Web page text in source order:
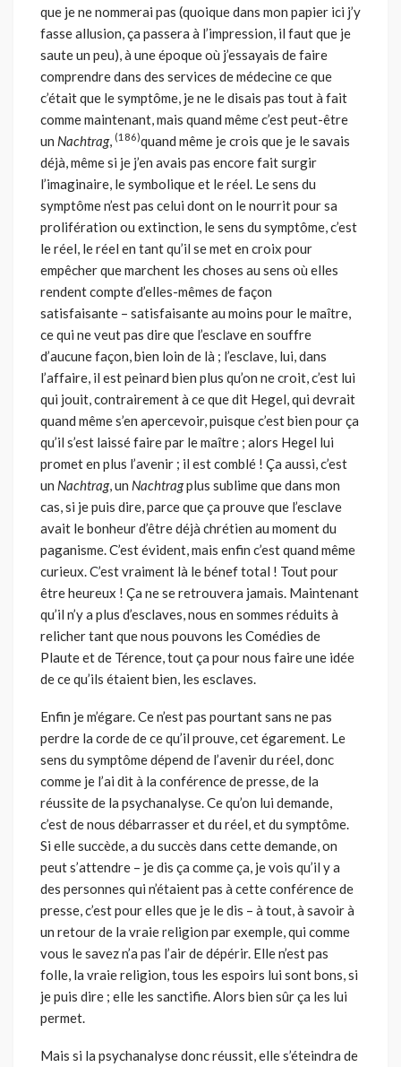
que je ne nommerai pas (quoique dans mon papier ici j’y
fasse allusion, ça passera à l’impression, il faut que je
saute un peu), à une époque où j’essayais de faire
comprendre dans des services de médecine ce que
c’était que le symptôme, je ne le disais pas tout à fait
comme maintenant, mais quand même c’est peut-être
un Nachtrag, (186)quand même je crois que je le savais
déjà, même si je j’en avais pas encore fait surgir
l’imaginaire, le symbolique et le réel. Le sens du
symptôme n’est pas celui dont on le nourrit pour sa
prolifération ou extinction, le sens du symptôme, c’est
le réel, le réel en tant qu’il se met en croix pour
empêcher que marchent les choses au sens où elles
rendent compte d’elles-mêmes de façon
satisfaisante – satisfaisante au moins pour le maître,
ce qui ne veut pas dire que l’esclave en souffre
d’aucune façon, bien loin de là ; l’esclave, lui, dans
l’affaire, il est peinard bien plus qu’on ne croit, c’est lui
qui jouit, contrairement à ce que dit Hegel, qui devrait
quand même s’en apercevoir, puisque c’est bien pour ça
qu’il s’est laissé faire par le maître ; alors Hegel lui
promet en plus l’avenir ; il est comblé ! Ça aussi, c’est
un Nachtrag, un Nachtragplus sublime que dans mon
cas, si je puis dire, parce que ça prouve que l’esclave
avait le bonheur d’être déjà chrétien au moment du
paganisme. C’est évident, mais enfin c’est quand même
curieux. C’est vraiment là le bénef total ! Tout pour
être heureux ! Ça ne se retrouvera jamais. Maintenant
qu’il n’y a plus d’esclaves, nous en sommes réduits à
relicher tant que nous pouvons les Comédies de
Plaute et de Térence, tout ça pour nous faire une idée
de ce qu’ils étaient bien, les esclaves.
Enfin je m’égare. Ce n’est pas pourtant sans ne pas
perdre la corde de ce qu’il prouve, cet égarement. Le
sens du symptôme dépend de l’avenir du réel, donc
comme je l’ai dit à la conférence de presse, de la
réussite de la psychanalyse. Ce qu’on lui demande,
c’est de nous débarrasser et du réel, et du symptôme.
Si elle succède, a du succès dans cette demande, on
peut s’attendre – je dis ça comme ça, je vois qu’il y a
des personnes qui n’étaient pas à cette conférence de
presse, c’est pour elles que je le dis – à tout, à savoir à
un retour de la vraie religion par exemple, qui comme
vous le savez n’a pas l’air de dépérir. Elle n’est pas
folle, la vraie religion, tous les espoirs lui sont bons, si
je puis dire ; elle les sanctifie. Alors bien sûr ça les lui
permet.
Mais si la psychanalyse donc réussit, elle s’éteindra de